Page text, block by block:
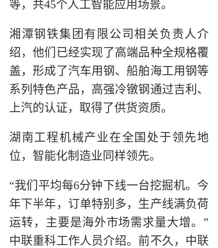
等，共45个人工智能应用场景。
湘潭钢铁集团有限公司相关负责人介
绍，他们已经实现了高端品种全规格覆
盖，形成了汽车用钢、船舶海工用钢等
系列特色产品，高强冷镦钢通过吉利、
上汽的认证，取得了供货资质。
湖南工程机械产业在全国处于领先地
位，智能化制造业同样领先。
“我们平均每6分钟下线一台挖掘机。今
年下半年，订单特别多，生产线满负荷
运转，主要是海外市场需求量大增。”
中联重科工作人员介绍。前不久，中联